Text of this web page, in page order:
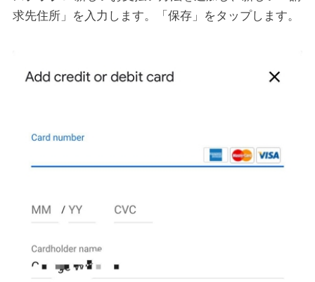
求先住所」を入力します。「保存」をタップします。